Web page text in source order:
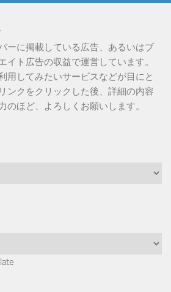
ーに掲載している広告、あるいはブ
イト広告の収益で運営しています。
用してみたいサービスなどが目にと
ンクをクリックした後、詳細の内容
のほど、よろしくお願いします。